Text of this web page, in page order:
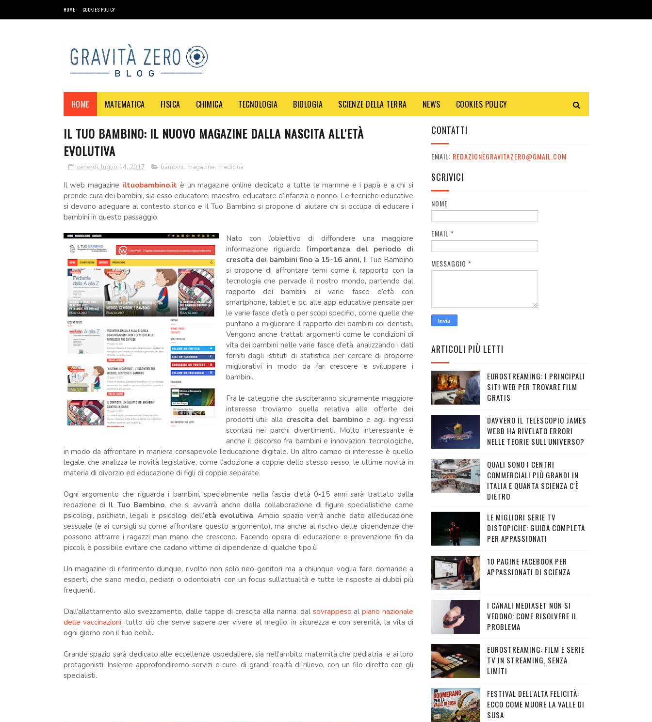
HOME COOKIES POLICY
HOME MATEMATICA FISICA CHIMICA TECNOLOGIA BIOLOGIA SCIENZE DELLA TERRA NEWS COOKIES POLICY
IL TUO BAMBINO: IL NUOVO MAGAZINE DALLA NASCITA ALL'ETÀ
EVOLUTIVA
venerdì, luglio 14, 2017 bambini, magazine, medicina
Il web magazine iltuobambino.it è un magazine online dedicato a tutte le mamme e i papà e a chi si
prende cura dei bambini, sia esso educatore, maestro, educatore d’infanzia o nonno. Le tecniche educative
si devono adeguare al contesto storico e Il Tuo Bambino si propone di aiutare chi si occupa di educare i
bambini in questo passaggio.
Nato con l’obiettivo di diffondere una maggiore
informazione riguardo l’importanza del periodo di
crescita dei bambini fino a 15-16 anni, Il Tuo Bambino
si propone di affrontare temi come il rapporto con la
tecnologia che pervade il nostro mondo, partendo dal
rapporto dei bambini di varie fasce d’età con
smartphone, tablet e pc, alle app educative pensate per
le varie fasce d’età o per scopi specifici, come quelle che
puntano a migliorare il rapporto dei bambini coi dentisti.
Vengono anche trattati argomenti come le condizioni di
vita dei bambini nelle varie fasce d’età, analizzando i dati
forniti dagli istituti di statistica per cercare di proporre
migliorativi in modo da far crescere e sviluppare i
bambini.
Fra le categorie che susciteranno sicuramente maggiore
interesse troviamo quella relativa alle offerte dei
prodotti utili alla crescita del bambino e agli ingressi
scontati nei parchi divertimenti. Molto interessante è
anche il discorso fra bambini e innovazioni tecnologiche,
in modo da affrontare in maniera consapevole l’educazione digitale. Un altro campo di interesse è quello
legale, che analizza le novità legislative, come l’adozione a coppie dello stesso sesso, le ultime novità in
materia di divorzio ed educazione di figli di coppie separate.
Ogni argomento che riguarda i bambini, specialmente nella fascia d’età 0-15 anni sarà trattato dalla
redazione di Il Tuo Bambino, che si avvarrà anche della collaborazione di figure specialistiche come
psicologi, psichiatri, legali e psicologi dell’età evolutiva. Ampio spazio verrà anche dato all’educazione
sessuale (e ai consigli su come affrontare questo argomento), ma anche al rischio delle dipendenze che
possono attrarre i ragazzi man mano che crescono. Facendo opera di educazione e prevenzione fin da
piccoli, è possibile evitare che cadano vittime di dipendenze di qualche tipo.ù
Un magazine di riferimento dunque, rivolto non solo neo-genitori ma a chiunque voglia fare domande a
esperti, che siano medici, pediatri o odontoiatri, con un focus sull’attualità e tutte le risposte ai dubbi più
frequenti.
Dall’allattamento allo svezzamento, dalle tappe di crescita alla nanna, dal sovrappeso alpiano nazionale
delle vaccinazioni: tutto ciò che serve sapere per vivere al meglio, in sicurezza e con serenità, la vita di
ogni giorno con il tuo bebè.
Grande spazio sarà dedicato alle eccellenze ospedaliere, sia nell’ambito maternità che pediatria, e ai loro
protagonisti. Insieme approfondiremo servizi e cure, di grandi realtà di rilievo, con un filo diretto con gli
specialisti.
CONTATTI
EMAIL: REDAZIONEGRAVITAZERO@GMAIL.COM
SCRIVICI
NOME
EMAIL *
MESSAGGIO *
ARTICOLI PIÙ LETTI
EUROSTREAMING: I PRINCIPALI
SITI WEB PER TROVARE FILM
GRATIS
DAVVERO IL TELESCOPIO JAMES
WEBB HA RIVELATO ERRORI
NELLE TEORIE SULL'UNIVERSO?
QUALI SONO I CENTRI
COMMERCIALI PIÙ GRANDI IN
ITALIA E QUANTA SCIENZA C'È
DIETRO
LE MIGLIORI SERIE TV
DISTOPICHE: GUIDA COMPLETA
PER APPASSIONATI
10 PAGINE FACEBOOK PER
APPASSIONATI DI SCIENZA
I CANALI MEDIASET NON SI
VEDONO: COME RISOLVERE IL
PROBLEMA
EUROSTREAMING: FILM E SERIE
TV IN STREAMING, SENZA
LIMITI
FESTIVAL DELL'ALTA FELICITÀ:
ECCO COME MUORE LA VALLE DI
SUSA